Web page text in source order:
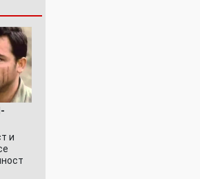
и